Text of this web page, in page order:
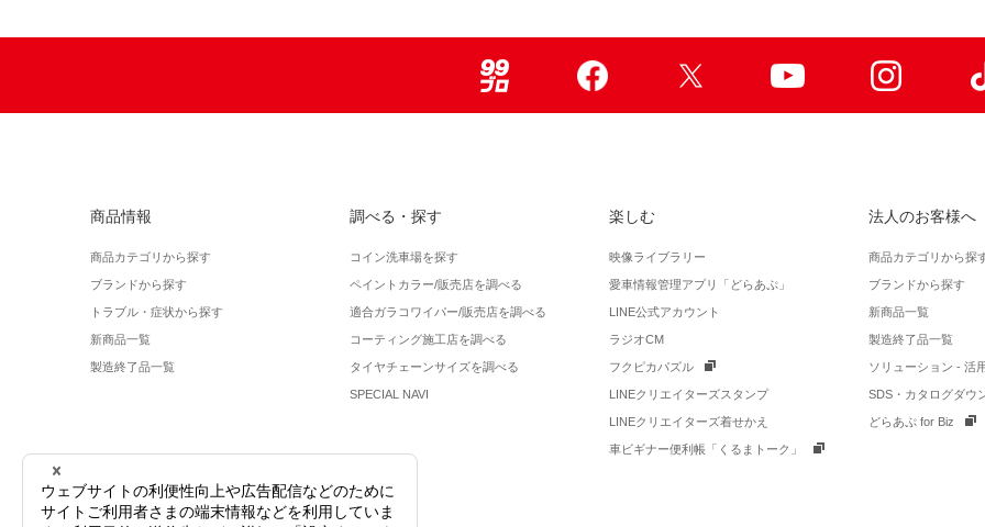
商品情報
商品カテゴリから探す
ブランドから探す
トラブル・症状から探す
新商品一覧
製造終了品一覧
調べる・探す
コイン洗車場を探す
ペイントカラー/販売店を調べる
適合ガラコワイパー/販売店を調べる
コーティング施工店を調べる
タイヤチェーンサイズを調べる
SPECIAL NAVI
楽しむ
映像ライブラリー
愛車情報管理アプリ「どらあぷ」
LINE公式アカウント
ラジオCM
フクピカパズル
LINEクリエイターズスタンプ
LINEクリエイターズ着せかえ
車ビギナー便利帳「くるまトーク」
法人のお客様へ
商品カテゴリから探
ブランドから探す
新商品一覧
製造終了品一覧
ソリューション - 活
SDS・カタログダウ
どらあぷ for Biz